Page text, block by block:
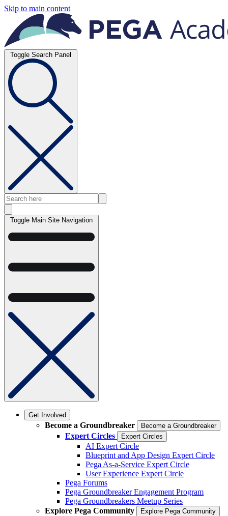
Skip to main content
Toggle Search Panel
Toggle Main Site Navigation
Get Involved
Become a Groundbreaker Become a Groundbreaker
Expert Circles Expert Circles
AI Expert Circle
Blueprint and App Design Expert Circle
Pega As-a-Service Expert Circle
User Experience Expert Circle
Pega Forums
Pega Groundbreaker Engagement Program
Pega Groundbreakers Meetup Series
Explore Pega Community
Explore Pega Community